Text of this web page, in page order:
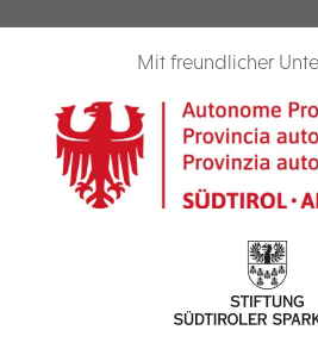
Mit freundlicher